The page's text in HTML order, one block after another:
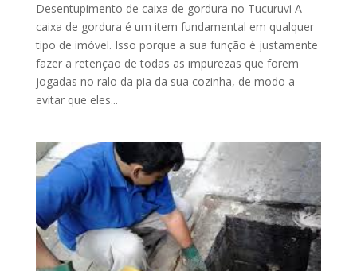
Desentupimento de caixa de gordura no Tucuruvi A
caixa de gordura é um item fundamental em qualquer
tipo de imóvel. Isso porque a sua função é justamente
fazer a retenção de todas as impurezas que forem
jogadas no ralo da pia da sua cozinha, de modo a
evitar que eles...